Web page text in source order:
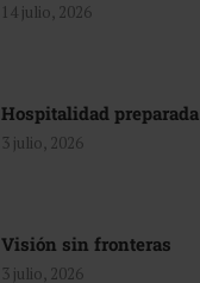
14 julio, 2026
Hospitalidad preparada
3 julio, 2026
Visión sin fronteras
3 julio, 2026